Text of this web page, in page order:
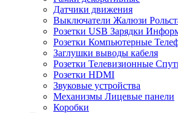
Датчики движения
Выключатели Жалюзи
Розетки USB Зарядки
Розетки Компьютерные
Заглушки выводы кабеля
Розетки Телевизионные
Розетки HDMI
Звуковые устройства
Механизмы Лицевые панели
Коробки